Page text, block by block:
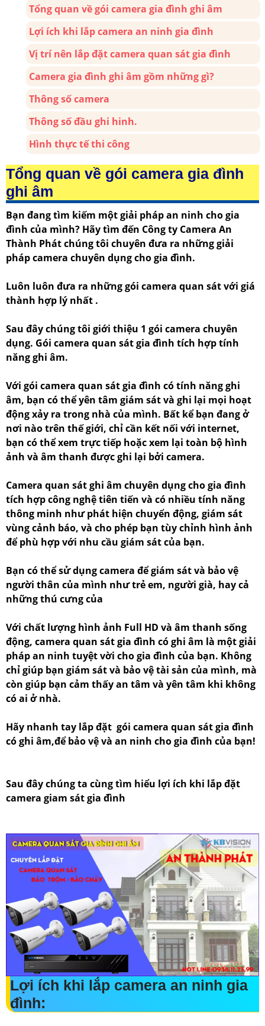
Tổng quan về gói camera gia đình ghi âm
Lợi ích khi lắp camera an ninh gia đình
Vị trí nên lắp đặt camera quan sát gia đình
Camera gia đình ghi âm gồm những gì?
Thông số camera
Thông số đầu ghi hinh.
Hình thực tế thi công
Tổng quan về gói camera gia đình
ghi âm
Bạn đang tìm kiếm một giải pháp an ninh cho gia
đình của mình? Hãy tìm đến Công ty Camera An
Thành Phát chúng tôi chuyên đưa ra những giải
pháp camera chuyên dụng cho gia đình.
Luôn luôn đưa ra những gói camera quan sát với giá
thành hợp lý nhất .
Sau đây chúng tôi giới thiệu 1 gói camera chuyên
dụng. Gói camera quan sát gia đình tích hợp tính
năng ghi âm.
Với gói camera quan sát gia đình có tính năng ghi
âm, bạn có thể yên tâm giám sát và ghi lại mọi hoạt
động xảy ra trong nhà của mình. Bất kể bạn đang ở
nơi nào trên thế giới, chỉ cần kết nối với internet,
bạn có thể xem trực tiếp hoặc xem lại toàn bộ hình
ảnh và âm thanh được ghi lại bởi camera.
Camera quan sát ghi âm chuyên dụng cho gia đình
tích hợp công nghệ tiên tiến và có nhiều tính năng
thông minh như phát hiện chuyển động, giám sát
vùng cảnh báo, và cho phép bạn tùy chỉnh hình ảnh
để phù hợp với nhu cầu giám sát của bạn.
Bạn có thể sử dụng camera để giám sát và bảo vệ
người thân của mình như trẻ em, người già, hay cả
những thú cưng của
Với chất lượng hình ảnh Full HD và âm thanh sống
động, camera quan sát gia đình có ghi âm là một giải
pháp an ninh tuyệt vời cho gia đình của bạn. Không
chỉ giúp bạn giám sát và bảo vệ tài sản của mình, mà
còn giúp bạn cảm thấy an tâm và yên tâm khi không
có ai ở nhà.
Hãy nhanh tay lắp đặt gói camera quan sát gia đình
có ghi âm,để bảo vệ và an ninh cho gia đình của bạn!
Sau đây chúng ta cùng tìm hiểu lợi ích khi lắp đặt
camera giam sát gia đình
Lợi ích khi lắp camera an ninh gia
đình: